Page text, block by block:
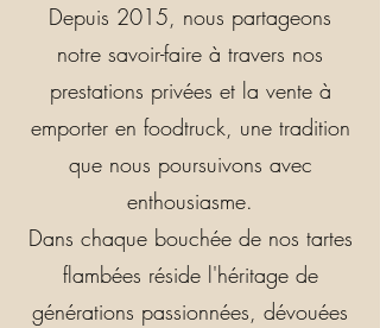
Depuis 2015, nous partageons
notre savoir-faire à travers nos
prestations privées et la vente à
emporter en foodtruck, une tradition
que nous poursuivons avec
enthousiasme.
Dans chaque bouchée de nos tartes
flambées réside l'héritage de
générations passionnées, dévouées